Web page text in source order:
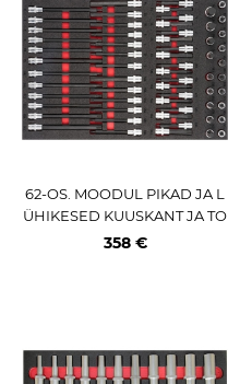
62-OS. MOODUL PIKAD JA L
ÜHIKESED KUUSKANT JA TO
RX PADRUNOTSIKUD L SUU
358 €